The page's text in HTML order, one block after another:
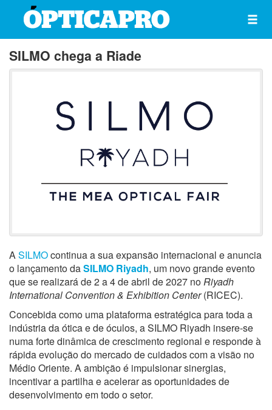
SILMO chega a Riade
A SILMOcontinua a sua expansão internacional e anuncia
o lançamento daSILMO Riyadh, um novo grande evento
que se realizará de 2 a 4 de abril de 2027 no Riyadh
International Convention & Exhibition Center(RICEC).
Concebida como uma plataforma estratégica para toda a
indústria da ótica e de óculos, a SILMO Riyadh insere-se
numa forte dinâmica de crescimento regional e responde à
rápida evolução do mercado de cuidados com a visão no
Médio Oriente. A ambição é impulsionar sinergias,
incentivar a partilha e acelerar as oportunidades de
desenvolvimento em todo o setor.